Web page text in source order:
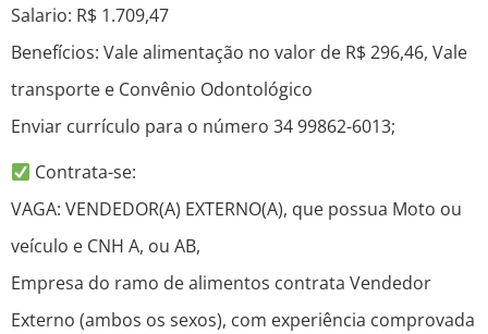
Salario: R$ 1.709,47
Benefícios: Vale alimentação no valor de R$ 296,46, Vale
transporte e Convênio Odontológico
Enviar currículo para o número 34 99862-6013;
Contrata-se:
VAGA: VENDEDOR(A) EXTERNO(A), que possua Moto ou
veículo e CNH A, ou AB,
Empresa do ramo de alimentos contrata Vendedor
Externo (ambos os sexos), com experiência comprovada